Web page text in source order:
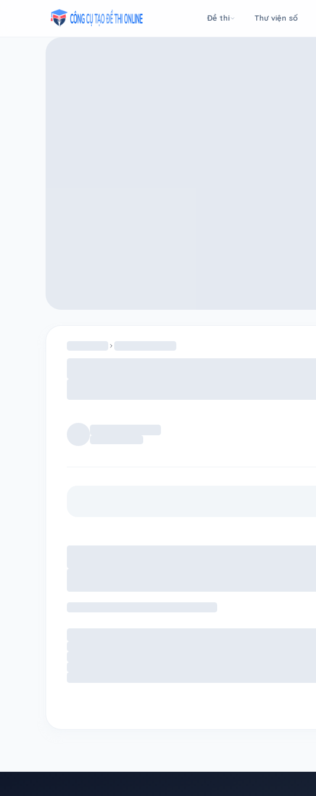
Đề thi Thư viện số
Taodethi.xyz - Tạo đề thi Online miễn phí